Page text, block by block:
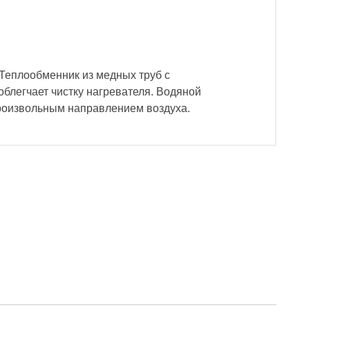
из медных труб с
чистку нагревателя. Водяной
направлением воздуха.